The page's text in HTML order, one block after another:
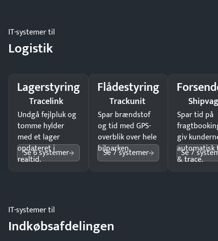
IT-systemer til
Logistik
Lagerstyring
Tracelink
Undgå fejlpluk og
tomme hylder
med et lager
opdateret i
realtid.
Se 6 systemer
Flådestyring
Trackunit
Spar brændstof
og tid med GPS-
overblik over hele
bilparken.
Se 7 systemer
Spar tid på
giv
automatisk
& trace.
Se 7
IT-systemer til
Indkøbsafdelingen